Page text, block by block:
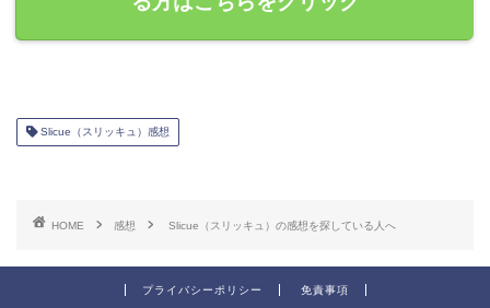
Slicue（スリッキュ）感想
HOME 感想 Slicue（スリッキュ）の感想を探している人へ
プライバシーポリシー 免責事項